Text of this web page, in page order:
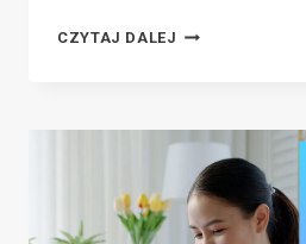
CZYTAJ DALEJ MARKETING
KOMPLETNY
PRZEWODNIK
OD
CZEGO